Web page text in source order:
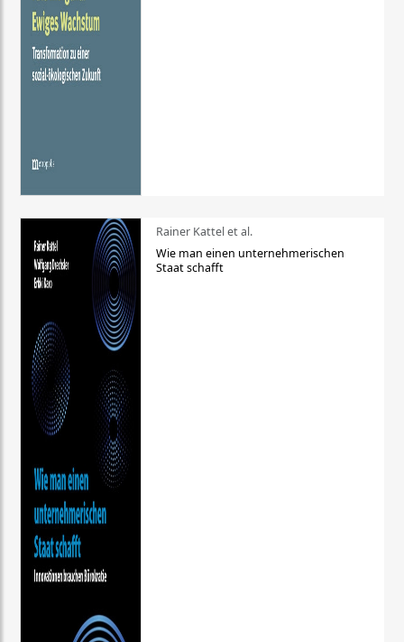
Rainer Kattel et al.
Wie man einen unternehmerischen
Staat schafft